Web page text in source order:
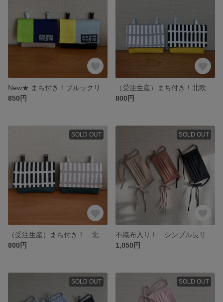
850円
800円
SOLD OUT
800円
SOLD OUT
1,050円
SOLD OUT SOLD OUT